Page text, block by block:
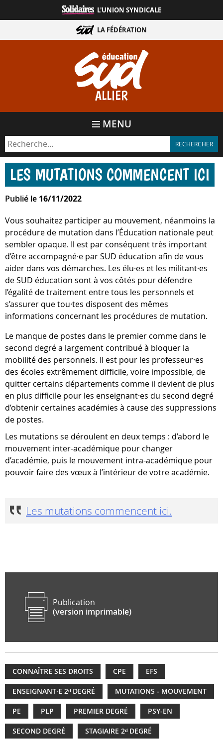
directement
contenu
ALLIER
L'UNION SYNDICALE
LA FÉDÉRATION
MENU
LES MUTATIONS COMMENCENT ICI
Publié le 16/11/2022
Vous souhaitez participer au mouvement, néanmoins la
procédure de mutation dans l’Éducation nationale peut
sembler opaque. Il est par conséquent très important
d’être accompagné·e par SUD éducation afin de vous
aider dans vos démarches. Les élu·es et les militant·es
de SUD éducation sont à vos côtés pour défendre
l’égalité de traitement entre tous les personnels et
s’assurer que tou·tes disposent des mêmes
informations concernant les procédures de mutation.
Le manque de postes dans le premier comme dans le
second degré a largement contribué à bloquer la
mobilité des personnels. Il est pour les professeur·es
des écoles extrêmement difficile, voire impossible, de
quitter certains départements comme il devient de plus
en plus difficile pour les enseignant·es du second degré
d’obtenir certaines académies à cause des suppressions
de postes.
Les mutations se déroulent en deux temps : d’abord le
mouvement inter-académique pour changer
d’académie, puis le mouvement intra-académique pour
pouvoir faire des vœux à l’intérieur de votre académie.
Les mutations commencent ici.
Publication
(version imprimable)
CONNAÎTRE SES DROITS CPE EFS
ENSEIGNANT·E 2ᵈ DEGRÉ MUTATIONS - MOUVEMENT
PE PLP PREMIER DEGRÉ PSY-EN
SECOND DEGRÉ STAGIAIRE 2ᵈ DEGRÉ